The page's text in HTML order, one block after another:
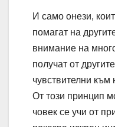
И само онези,
помагат на
внимание на
получат от
чувствителни към
От този принцип
човек се учи от